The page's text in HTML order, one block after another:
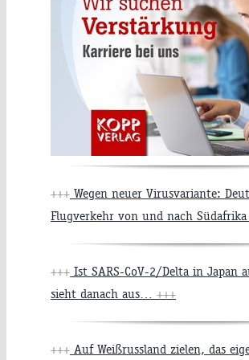
+++ Wegen neuer Virusvariante:
Flugverkehr von und nach
+++ Ist SARS-CoV-2/Delta in Japan
sieht danach aus… +++
+++ Auf Weißrussland zielen, das